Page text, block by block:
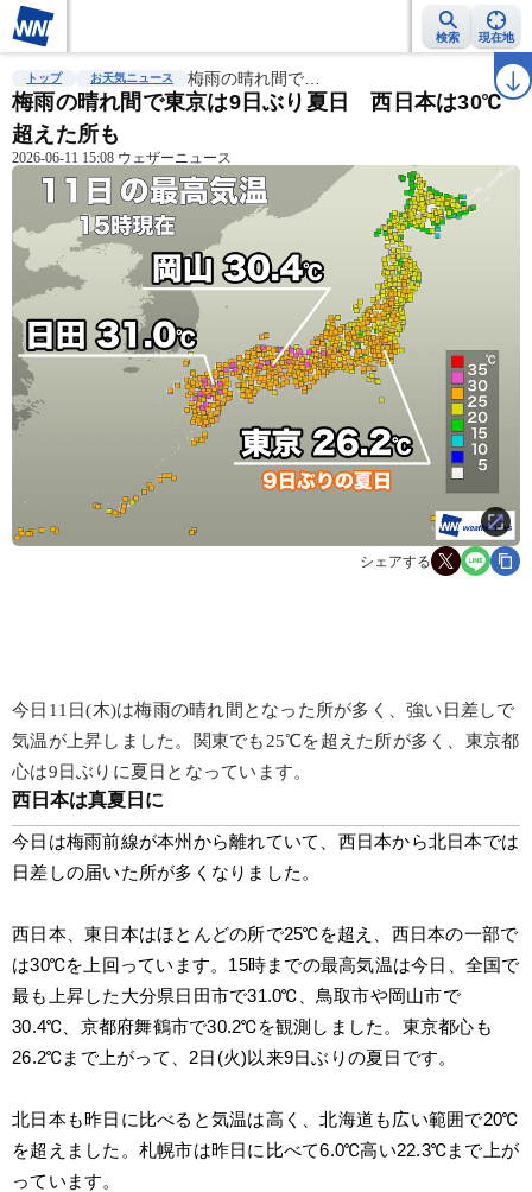
検索 現在地
雨雲レーダー 台風情報 地震情報 ラ
トップ お天気ニュース 梅雨の晴れ間で…
梅雨の晴れ間で東京は9日ぶり夏日 西日本は30℃
超えた所も
2026-06-11 15:08 ウェザーニュース
シェアする
今日11日(木)は梅雨の晴れ間となった所が多く、強い日差しで
気温が上昇しました。関東でも25℃を超えた所が多く、東京都
心は9日ぶりに夏日となっています。
西日本は真夏日に
今日は梅雨前線が本州から離れていて、西日本から北日本では
日差しの届いた所が多くなりました。
西日本、東日本はほとんどの所で25℃を超え、西日本の一部で
は30℃を上回っています。15時までの最高気温は今日、全国で
最も上昇した大分県日田市で31.0℃、鳥取市や岡山市で
30.4℃、京都府舞鶴市で30.2℃を観測しました。東京都心も
26.2℃まで上がって、2日(火)以来9日ぶりの夏日です。
北日本も昨日に比べると気温は高く、北海道も広い範囲で20℃
を超えました。札幌市は昨日に比べて6.0℃高い22.3℃まで上が
っています。